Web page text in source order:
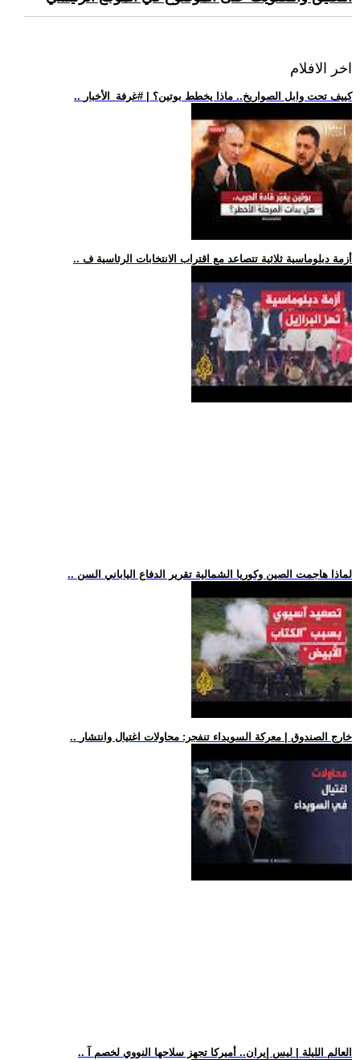
اخر الافلام
.. كييف تحت وابل الصواريخ.. ماذا يخطط بوتين؟ | #غرفة_الأخبار
.. أزمة دبلوماسية ثلاثية تتصاعد مع اقتراب الانتخابات الرئاسية ف
.. لماذا هاجمت الصين وكوريا الشمالية تقرير الدفاع الياباني السن
.. خارج الصندوق | معركة السويداء تنفجر: محاولات اغتيال وانتشار
.. العالم الليلة | ليس إيران.. أميركا تجهز سلاحها النووي لخصم آ